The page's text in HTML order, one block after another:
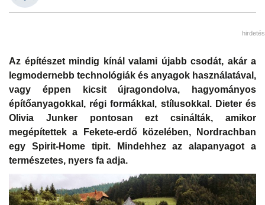
hirdetés
Az építészet mindig kínál valami újabb csodát, akár a
legmodernebb technológiák és anyagok használatával,
vagy éppen kicsit újragondolva, hagyományos
építőanyagokkal, régi formákkal, stílusokkal. Dieter és
Olivia Junker pontosan ezt csinálták, amikor
megépítettek a Fekete-erdő közelében, Nordrachban
egy Spirit-Home tipit. Mindehhez az alapanyagot a
természetes, nyers fa adja.